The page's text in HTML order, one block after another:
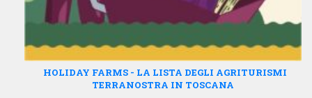
HOLIDAY FARMS - LA LISTA DEGLI AGRITURISMI
TERRANOSTRA IN TOSCANA